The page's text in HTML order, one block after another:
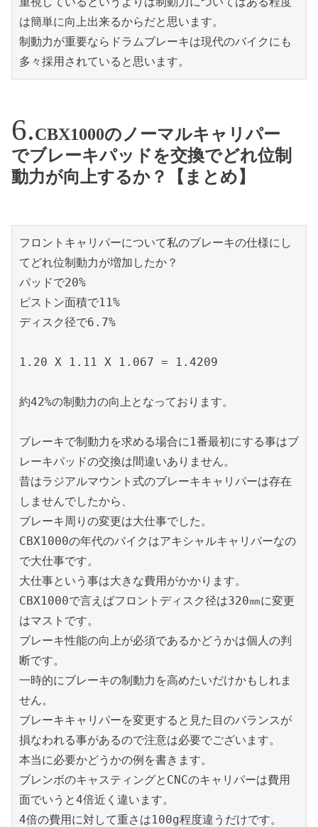
は簡単に向上出来るからだと思います。
制動力が重要ならドラムブレーキは現代のバイクにも
多々採用されていると思います。
CBX1000のノーマルキャリパー
でブレーキパッドを交換でどれ位制
動力が向上するか？【まとめ】
フロントキャリパーについて私のブレーキの仕様にし
てどれ位制動力が増加したか？
パッドで20%
ピストン面積で11%
ディスク径で6.7%
1.20 X 1.11 X 1.067 = 1.4209
約42%の制動力の向上となっております。
ブレーキで制動力を求める場合に1番最初にする事はブ
レーキパッドの交換は間違いありません。
昔はラジアルマウント式のブレーキキャリパーは存在
しませんでしたから、
ブレーキ周りの変更は大仕事でした。
CBX1000の年代のバイクはアキシャルキャリパーなの
で大仕事です。
大仕事という事は大きな費用がかかります。
CBX1000で言えばフロントディスク径は320㎜に変更
はマストです。
ブレーキ性能の向上が必須であるかどうかは個人の判
断です。
一時的にブレーキの制動力を高めたいだけかもしれま
せん。
ブレーキキャリパーを変更すると見た目のバランスが
損なわれる事があるので注意は必要でございます。
本当に必要かどうかの例を書きます。
ブレンボのキャスティングとCNCのキャリパーは費用
面でいうと4倍近く違います。
4倍の費用に対して重さは100g程度違うだけです。